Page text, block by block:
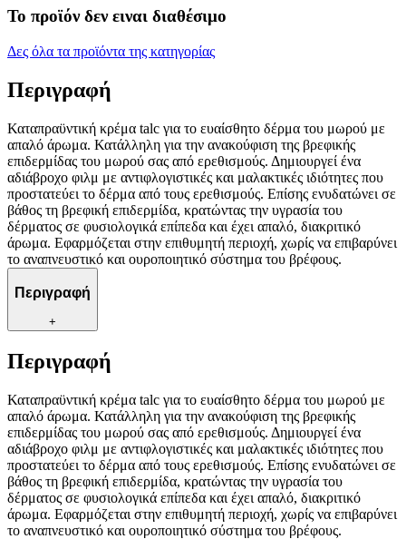
Το προϊόν δεν ειναι διαθέσιμο
Δες όλα τα προϊόντα της κατηγορίας
Περιγραφή
Καταπραϋντική κρέμα talc για το ευαίσθητο δέρμα του μωρού με
απαλό άρωμα. Κατάλληλη για την ανακούφιση της βρεφικής
επιδερμίδας του μωρού σας από ερεθισμούς. Δημιουργεί ένα
αδιάβροχο φιλμ με αντιφλογιστικές και μαλακτικές ιδιότητες που
προστατεύει το δέρμα από τους ερεθισμούς. Επίσης ενυδατώνει σε
βάθος τη βρεφική επιδερμίδα, κρατώντας την υγρασία του
δέρματος σε φυσιολογικά επίπεδα και έχει απαλό, διακριτικό
άρωμα. Εφαρμόζεται στην επιθυμητή περιοχή, χωρίς να επιβαρύνει
το αναπνευστικό και ουροποιητικό σύστημα του βρέφους.
Περιγραφή
+
Περιγραφή
Καταπραϋντική κρέμα talc για το ευαίσθητο δέρμα του μωρού με
απαλό άρωμα. Κατάλληλη για την ανακούφιση της βρεφικής
επιδερμίδας του μωρού σας από ερεθισμούς. Δημιουργεί ένα
αδιάβροχο φιλμ με αντιφλογιστικές και μαλακτικές ιδιότητες που
προστατεύει το δέρμα από τους ερεθισμούς. Επίσης ενυδατώνει σε
βάθος τη βρεφική επιδερμίδα, κρατώντας την υγρασία του
δέρματος σε φυσιολογικά επίπεδα και έχει απαλό, διακριτικό
άρωμα. Εφαρμόζεται στην επιθυμητή περιοχή, χωρίς να επιβαρύνει
το αναπνευστικό και ουροποιητικό σύστημα του βρέφους.